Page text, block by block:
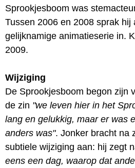
Sprookjesboom was
Tussen 2006 en 2008 sprak hij
gelijknamige animatieserie in.
2009.
Wijziging
De Sprookjesboom begon zijn
de zin "we leven hier in het
lang en gelukkig, maar er was
anders was". Jonker bracht na
subtiele wijziging aan: hij zegt
eens een dag, waarop dat